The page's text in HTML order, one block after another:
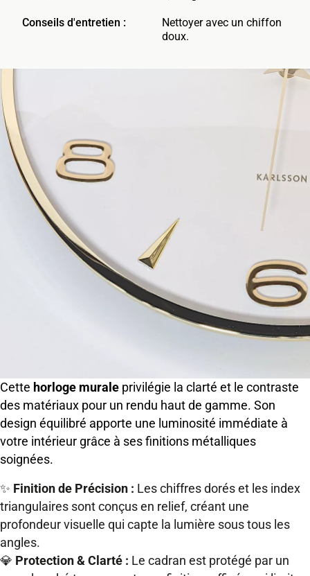
Conseils d'entretien :
Nettoyer avec un chiffon
doux.
Cette horloge murale privilégie la clarté et le contraste
des matériaux pour un rendu haut de gamme. Son
design équilibré apporte une luminosité immédiate à
votre intérieur grâce à ses finitions métalliques
soignées.
✨ Finition de Précision : Les chiffres dorés et les index
triangulaires sont conçus en relief, créant une
profondeur visuelle qui capte la lumière sous tous les
angles.
💎 Protection & Clarté : Le cadran est protégé par un